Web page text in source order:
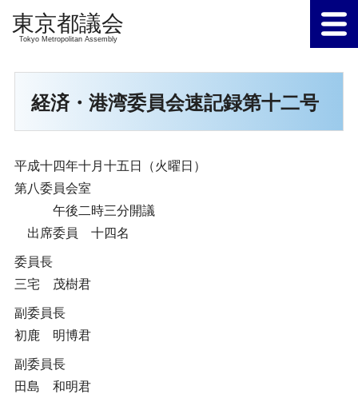
Tokyo Metropolitan Assembly
経済・港湾委員会速記録第十二号
平成十四年十月十五日（火曜日）
第八委員会室
午後二時三分開議
出席委員 十四名
委員長
三宅 茂樹君
副委員長
初鹿 明博君
副委員長
田島 和明君